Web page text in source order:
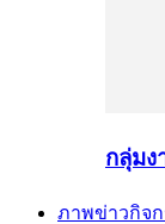
กลุ่ม
ภาพข่าวกิจ